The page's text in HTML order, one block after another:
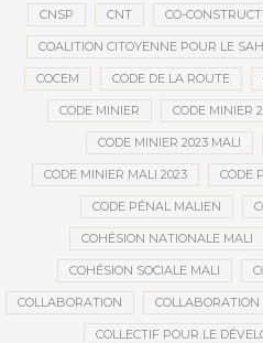
CNSP CNT CO-
COALITION CITOYENNE POUR LE
COCEM CODE DE LA ROUTE
CODE MINIER CODE MINIER
CODE MINIER 2023 MALI
CODE MINIER MALI 2023 CODE
CODE PÉNAL MALIEN
COHÉSION NATIONALE MALI
COHÉSION SOCIALE MALI
COLLABORATION
COLLECTIF POUR LE